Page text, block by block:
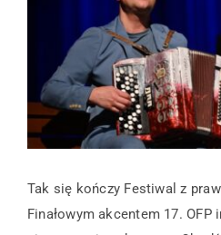
Kontakt
Tak się kończy Festiwal z
Finałowym akcentem 17. OFP